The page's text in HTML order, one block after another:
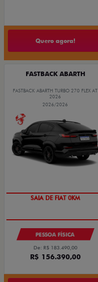
Quero agora!
FASTBACK ABARTH
FASTBACK ABARTH TURBO 270 FLEX AT
2026
2026/2026
SAIA DE FIAT 0KM
PESSOA FÍSICA
De: R$ 183.490,00
R$ 156.390,00